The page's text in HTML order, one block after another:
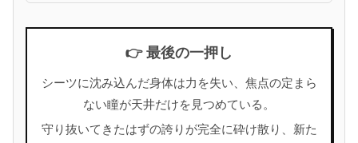
👉 最後の一押し
シーツに沈み込んだ身体は力を失い、焦点の定まら
ない瞳が天井だけを見つめている。
守り抜いてきたはずの誇りが完全に砕け散り、新た